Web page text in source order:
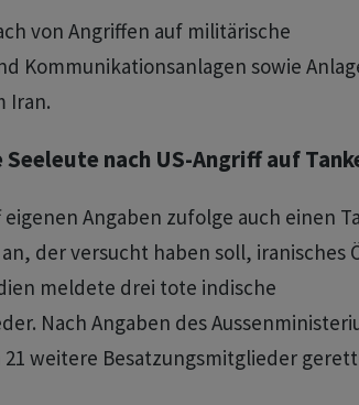
von Angriffen auf militärische
Kommunikationsanlagen sowie
Iran.
nach US-Angriff auf
eigenen Angaben zufolge auch einen
der versucht haben soll, iranisches
meldete drei tote indische
Nach Angaben des
weitere Besatzungsmitglieder